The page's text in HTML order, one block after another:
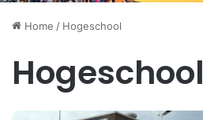
Home / Hogeschool
Hogeschool